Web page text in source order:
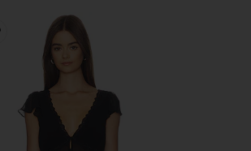
ТОП LACE TRIM FLUTTER SLEEVE